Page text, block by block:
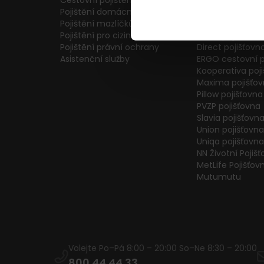
Pojištění domácnosti
Pojištění mazlíčků
Pojištění pro cizince
Pojištění právní ochrany
Asistenční služby
Direct
ERGO cestovní
Kooperativa
Maxima
Pillow pojišťovna
PVZP pojišťovna
Slavia pojišťovna
Union pojišťovna
Uniqa pojišťovna
NN Životní
MetLife
Mutumutu
Volejte Po–Pá 8:00 – 20:00 So–Ne 8:30 – 20:00